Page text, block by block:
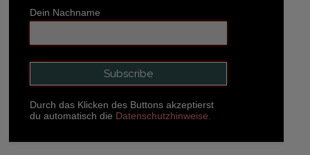
Dein Nachname
Durch das Klicken des Buttons akzeptierst
du automatisch die Datenschutzhinweise.